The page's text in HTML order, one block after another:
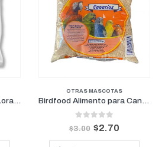
Birdfood Alimento para Loras y Guacamayas 800gr
OTRAS MASCOTAS
Birdfood Alimento para Canarios Vitaminado 800gr
out of 5
$3.00 $2.70